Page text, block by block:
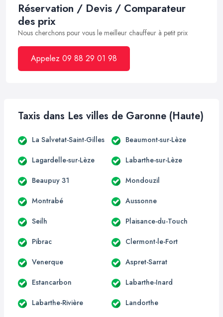
Réservation / Devis / Comparateur
des prix
Nous cherchons pour vous le meilleur chauffeur à petit prix
Appelez 09 88 29 01 98
Taxis dans Les villes de Garonne (Haute)
La Salvetat-Saint-Gilles Beaumont-sur-Lèze
Lagardelle-sur-Lèze Labarthe-sur-Lèze
Beaupuy 31 Mondouzil
Montrabé Aussonne
Seilh Plaisance-du-Touch
Pibrac Clermont-le-Fort
Venerque Aspret-Sarrat
Estancarbon Labarthe-Inard
Labarthe-Rivière Landorthe